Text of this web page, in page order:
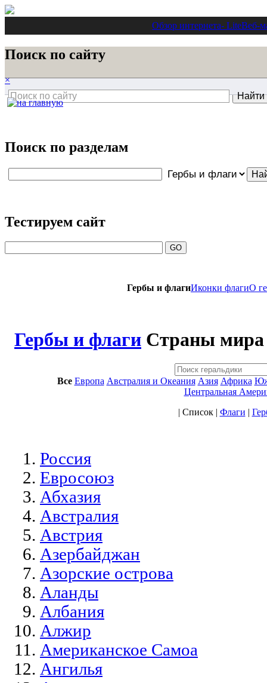
Обзор интернета- LiteВеб-
Поиск по сайту
×
Поиск по разделам
Тестируем сайт
Гербы и флагиИконки флагиO
Гербы и флаги Страны мира
Все Европа Австралия и Океания Азия Африка
Центральная
| Список | Флаги |
Россия
Евросоюз
Абхазия
Австралия
Австрия
Азербайджан
Азорские острова
Аланды
Албания
Алжир
Американское Самоа
Ангилья